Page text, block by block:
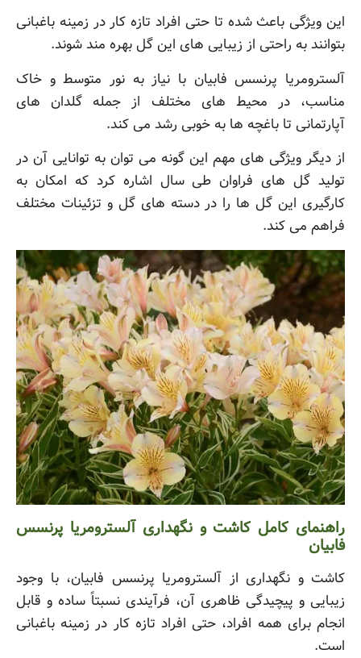
این ویژگی باعث شده تا حتی افراد تازه کار در زمینه باغبانی
بتوانند به راحتی از زیبایی های این گل بهره مند شوند.
آلسترومریا پرنسس فابیان با نیاز به نور متوسط و خاک
مناسب، در محیط های مختلف از جمله گلدان های
آپارتمانی تا باغچه ها به خوبی رشد می کند.
از دیگر ویژگی های مهم این گونه می توان به توانایی آن در
تولید گل های فراوان طی سال اشاره کرد که امکان به
کارگیری این گل ها را در دسته های گل و تزئینات مختلف
فراهم می کند.
راهنمای کامل کاشت و نگهداری آلسترومریا پرنسس
فابیان
کاشت و نگهداری از آلسترومریا پرنسس فابیان، با وجود
زیبایی و پیچیدگی ظاهری آن، فرآیندی نسبتاً ساده و قابل
انجام برای همه افراد، حتی افراد تازه کار در زمینه باغبانی
است.